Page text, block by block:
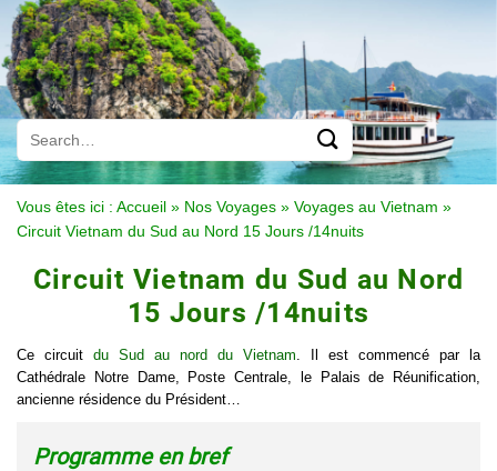
Vous êtes ici : Accueil » Nos Voyages » Voyages au Vietnam »
Circuit Vietnam du Sud au Nord 15 Jours /14nuits
Circuit Vietnam du Sud au Nord
15 Jours /14nuits
Ce circuit du Sud au nord du Vietnam . Il est commencé par la
Cathédrale Notre Dame, Poste Centrale, le Palais de Réunification,
ancienne résidence du Président…
Programme en bref